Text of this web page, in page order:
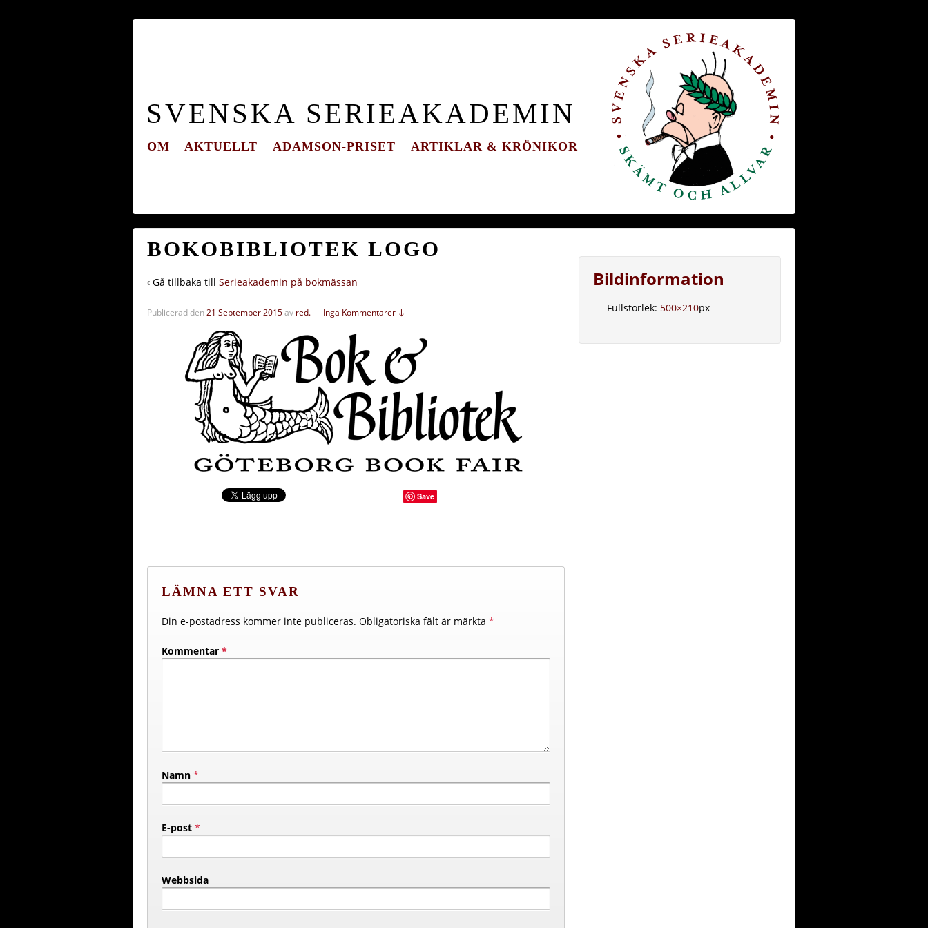
SVENSKA SERIEAKADEMIN
OM AKTUELLT ADAMSON-PRISET ARTIKLAR & KRÖNIKOR
BOKOBIBLIOTEK LOGO
‹ Gå tillbaka till Serieakademin på bokmässan
Publicerad den21 September 2015av red.— Inga Kommentarer ↓
Save
LÄMNA ETT SVAR
Din e-postadress kommer inte publiceras. Obligatoriska fält är märkta *
Kommentar *
Namn *
E-post *
Webbsida
Bildinformation
Fullstorlek: 500×210px